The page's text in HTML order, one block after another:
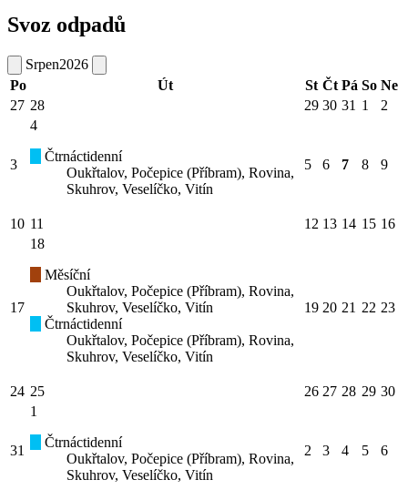
Svoz odpadů
Srpen2026
Po
Út St Čt Pá So Ne
27 28 29 30 31 1 2
3
4
Čtrnáctidenní
Oukřtalov, Počepice (Příbram), Rovina,
Skuhrov, Veselíčko, Vitín
5 6 7 8 9
10 11 12 13 14 15 16
17
18
Měsíční
Oukřtalov, Počepice (Příbram), Rovina,
Skuhrov, Veselíčko, Vitín
Čtrnáctidenní
Oukřtalov, Počepice (Příbram), Rovina,
Skuhrov, Veselíčko, Vitín
19 20 21 22 23
24 25 26 27 28 29 30
31
1
Čtrnáctidenní
Oukřtalov, Počepice (Příbram), Rovina,
Skuhrov, Veselíčko, Vitín
2 3 4 5 6